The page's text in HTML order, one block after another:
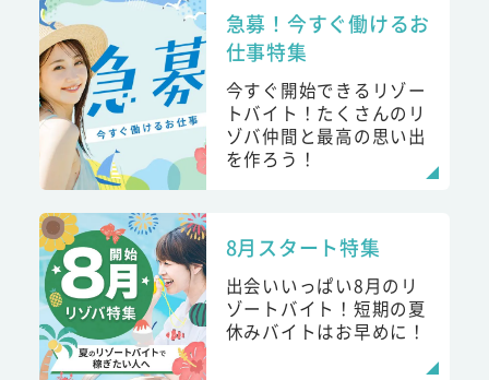
急募！今すぐ働けるお
仕事特集
今すぐ開始できるリゾー
トバイト！たくさんのリ
ゾバ仲間と最高の思い出
を作ろう！
8月スタート特集
出会いいっぱい8月のリ
ゾートバイト！短期の夏
休みバイトはお早めに！